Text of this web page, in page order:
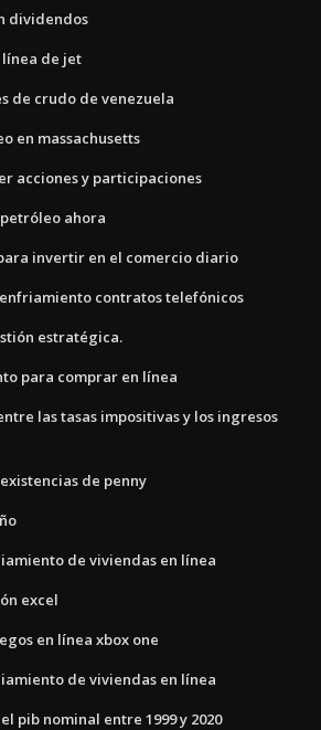
dividendos
línea de jet
de crudo de venezuela
en massachusetts
acciones y participaciones
ahora
invertir en el comercio diario
contratos telefónicos
estratégica.
para comprar en línea
las tasas impositivas y los ingresos
de penny
de viviendas en línea
excel
en línea xbox one
de viviendas en línea
pib nominal entre 1999 y 2020